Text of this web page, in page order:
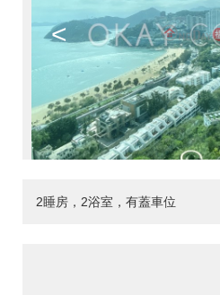
<
2睡房，2浴室，有蓋車位